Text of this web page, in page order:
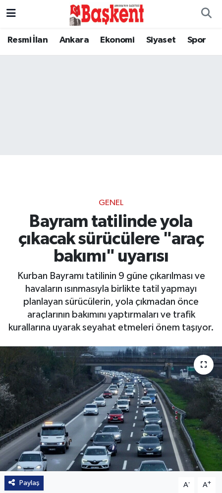
Resmi İlan Ankara Ekonomi Siyaset Spor
GENEL
Bayram tatilinde yola
çıkacak sürücülere "araç
bakımı" uyarısı
Kurban Bayramı tatilinin 9 güne çıkarılması ve
havaların ısınmasıyla birlikte tatil yapmayı
planlayan sürücülerin, yola çıkmadan önce
araçlarının bakımını yaptırmaları ve trafik
kurallarına uyarak seyahat etmeleri önem taşıyor.
Paylaş A- A+